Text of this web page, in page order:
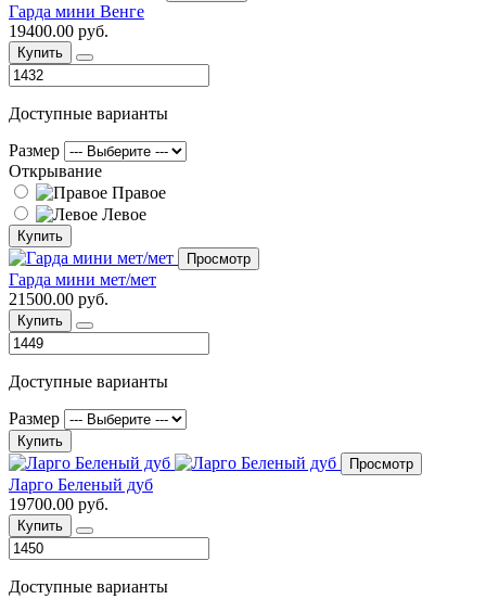
Гарда мини Венге
19400.00 руб.
Купить
Доступные варианты
Размер
Открывание
Правое
Левое
Купить
Просмотр
Гарда мини мет/мет
21500.00 руб.
Купить
Доступные варианты
Размер
Купить
Просмотр
Ларго Беленый дуб
19700.00 руб.
Купить
Доступные варианты